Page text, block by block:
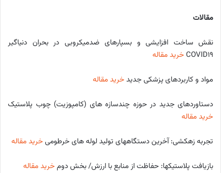
مقالات
نقش ساخت افزایشی و بسپارهای ضدمیکروبی در بحران دنیاگیر
COVID19خرید مقاله
مواد و کاربردهای پزشکی جدیدخرید مقاله
دستاوردهای جدید در حوزه چندسازه­ های (کامپوزیت) چوب پلاستیک
خرید مقاله
تجربه زهکشی: آخرین دستگاه­های تولید لوله­ های خرطومیخرید مقاله
بازیافت پلاستیک­ها: حفاظت از منابع با ارزش/ بخش دومخرید مقاله